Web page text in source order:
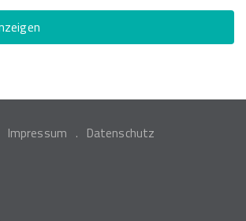
Impressum Datenschutz